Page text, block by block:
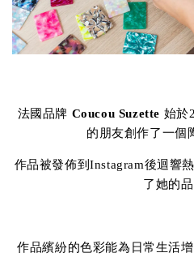
法國品牌 Coucou Suzette 始於
的朋友創作了一個
作品被發佈到Instagram後迴響
了她的品
作品繽紛的色彩能為日常生活